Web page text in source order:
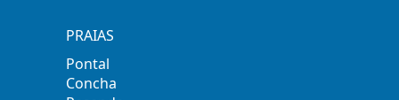
PRAIAS
Pontal
Concha